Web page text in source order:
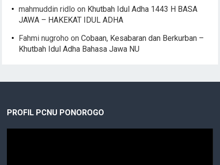
mahmuddin ridlo on Khutbah Idul Adha 1443 H BASA
JAWA – HAKEKAT IDUL ADHA
Fahmi nugroho onCobaan, Kesabaran dan Berkurban –
Khutbah Idul Adha Bahasa Jawa NU
PROFIL PCNU PONOROGO